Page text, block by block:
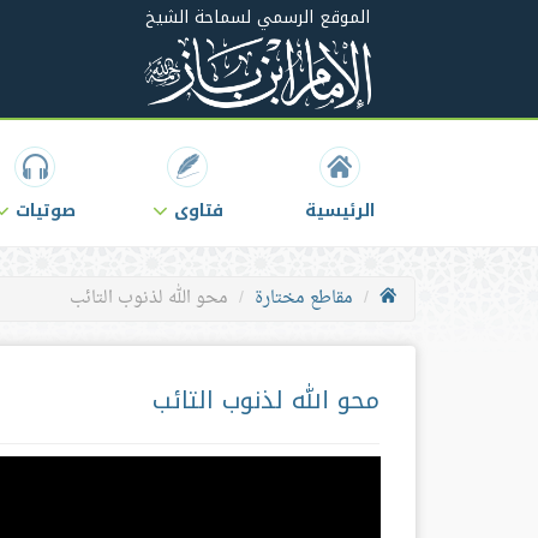
الموقع الرسمي لسماحة الشيخ
الرئيسية فتاوى صوتيات
مقاطع مختارة محو الله لذنوب التائب
محو الله لذنوب التائب